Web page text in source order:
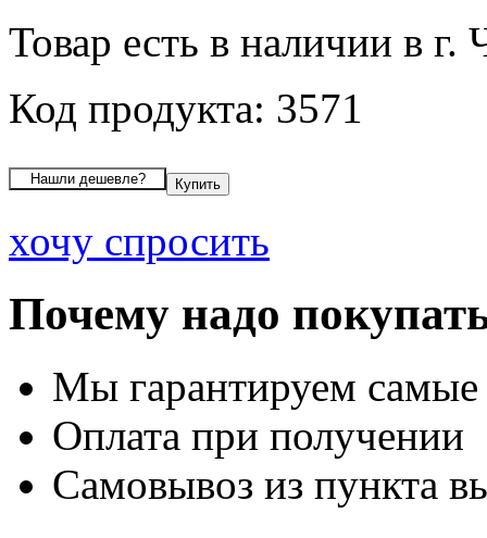
Товар есть в наличии в г.
Код продукта: 3571
хочу спросить
Почему надо
Мы гарантируем
Оплата при получении
Самовывоз из пункта